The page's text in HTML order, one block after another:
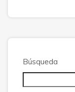
Búsqueda